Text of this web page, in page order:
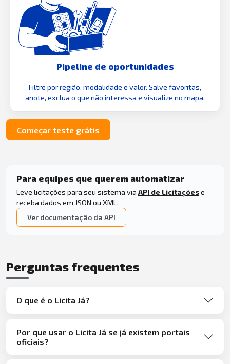
Pipeline de oportunidades
Filtre por região, modalidade e valor. Salve favoritas,
anote, exclua o que não interessa e visualize no mapa.
Começar teste grátis
Para equipes que querem automatizar
Leve licitações para seu sistema via API de Licitaçõese
receba dados em JSON ou XML.
Ver documentação da API
Perguntas frequentes
O que é o Licita Já?
Por que usar o Licita Já se já existem portais
oficiais?